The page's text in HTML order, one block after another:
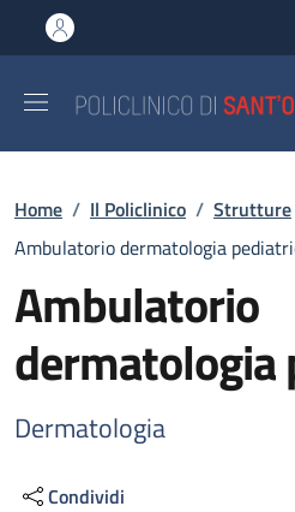
al contenuto principale
to footer content
Briciole di pane
Home / Il Policlinico / Strutture
Ambulatorio dermatologia
Ambulatorio
dermatologia
Dermatologia
Condividi